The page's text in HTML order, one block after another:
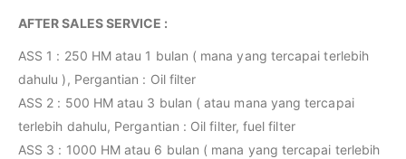
AFTER SALES SERVICE :
ASS 1 : 250 HM atau 1 bulan ( mana yang tercapai terlebih
dahulu ), Pergantian : Oil filter
ASS 2 : 500 HM atau 3 bulan ( atau mana yang tercapai
terlebih dahulu, Pergantian : Oil filter, fuel filter
ASS 3 : 1000 HM atau 6 bulan ( mana yang tercapai terlebih